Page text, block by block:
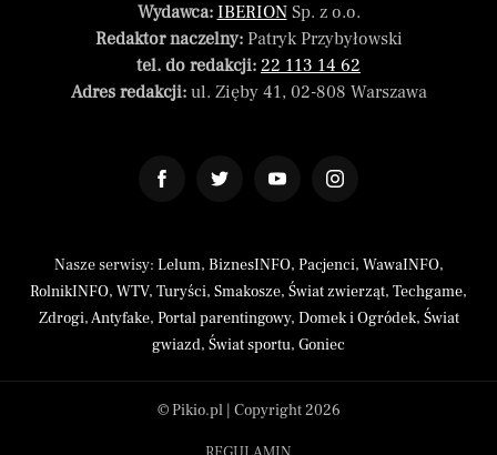
Wydawca: IBERIONSp. z o.o.
Redaktor naczelny:Patryk Przybyłowski
tel. do redakcji: 22 113 14 62
Adres redakcji:ul. Zięby 41, 02-808 Warszawa
Nasze serwisy: Lelum, BiznesINFO, Pacjenci, WawaINFO,
RolnikINFO, WTV, Turyści, Smakosze, Świat zwierząt, Techgame,
Zdrogi,Antyfake, Portal parentingowy, Domek i Ogródek, Świat
gwiazd, Świat sportu, Goniec
© Pikio.pl | Copyright 2026